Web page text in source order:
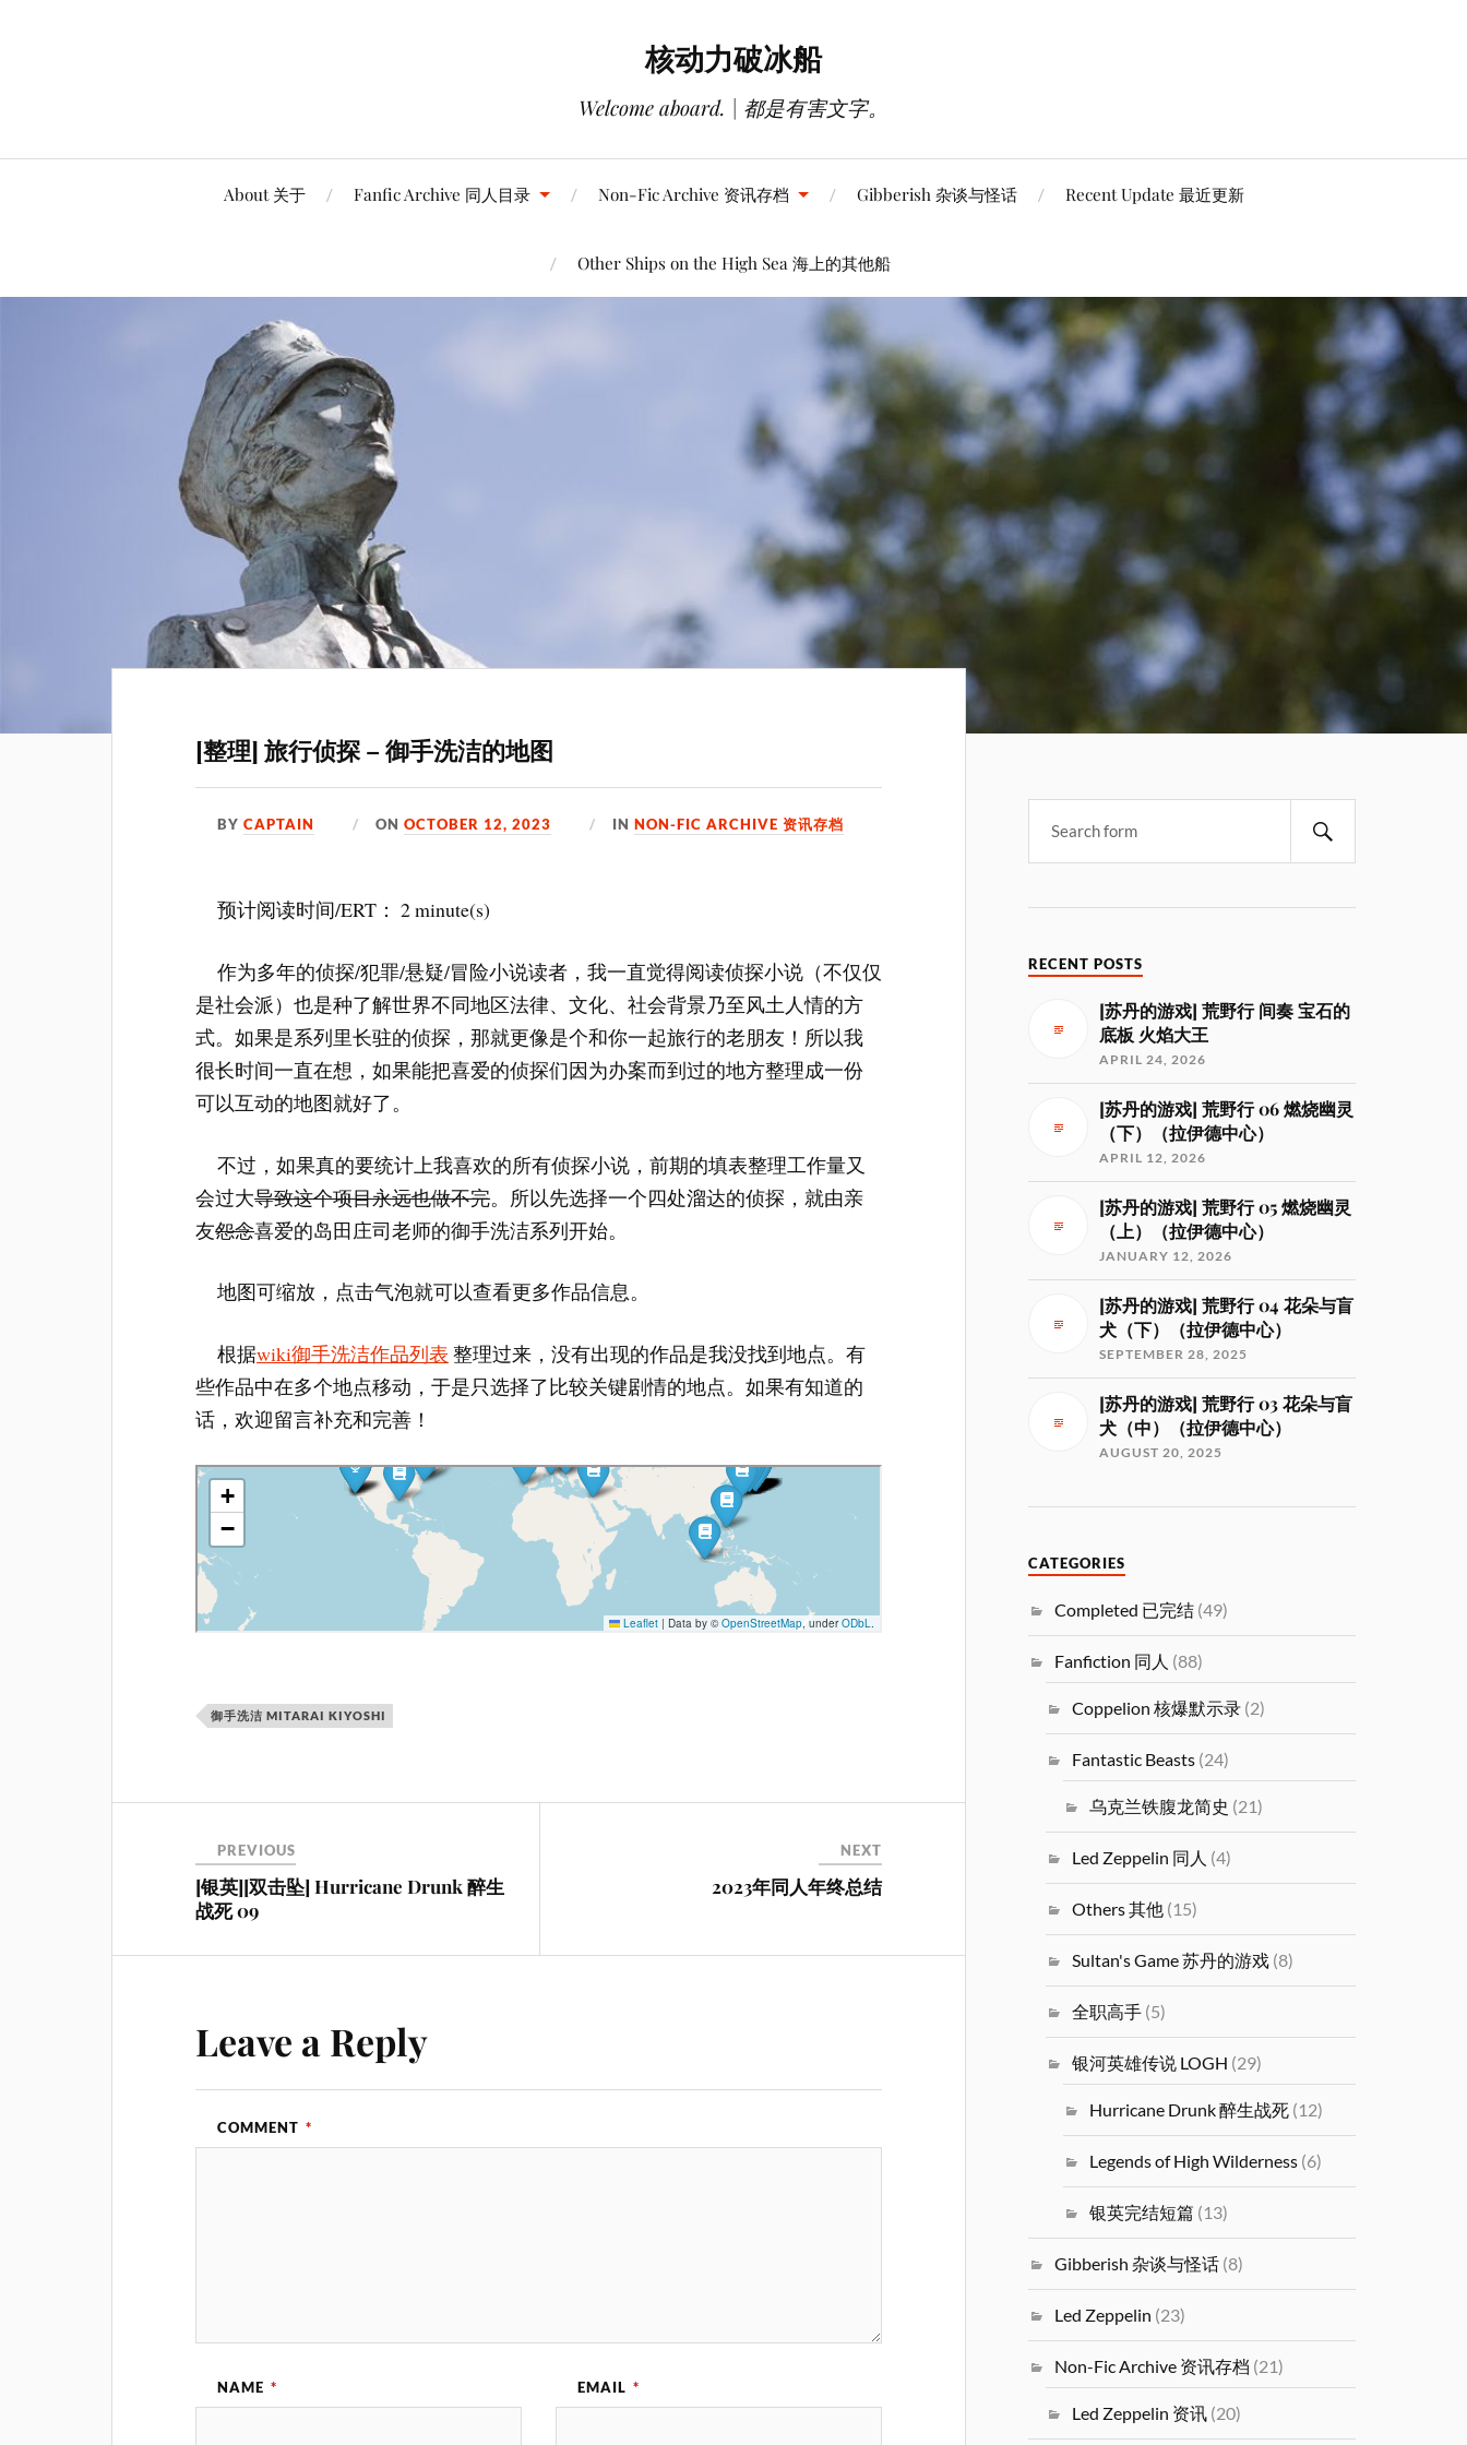
核动力破冰船
Welcome aboard. | 都是有害文字。
About 关于 Fanfic Archive 同人目录 Non-Fic Archive 资讯存档 Gibberish 杂谈与怪话 Recent Update 最近更新
Other Ships on the High Sea 海上的其他船
[整理] 旅行侦探 – 御手洗洁的地图
BYCAPTAIN ONOCTOBER 12, 2023 INNON-FIC ARCHIVE 资讯存档
预计阅读时间/ERT： 2 minute(s)
作为多年的侦探/犯罪/悬疑/冒险小说读者，我一直觉得阅读侦探小说（不仅仅
是社会派）也是种了解世界不同地区法律、文化、社会背景乃至风土人情的方
式。如果是系列里长驻的侦探，那就更像是个和你一起旅行的老朋友！所以我
很长时间一直在想，如果能把喜爱的侦探们因为办案而到过的地方整理成一份
可以互动的地图就好了。
不过，如果真的要统计上我喜欢的所有侦探小说，前期的填表整理工作量又
会过大导致这个项目永远也做不完。所以先选择一个四处溜达的侦探，就由亲
友怨念喜爱的岛田庄司老师的御手洗洁系列开始。
地图可缩放，点击气泡就可以查看更多作品信息。
根据wiki御手洗洁作品列表 整理过来，没有出现的作品是我没找到地点。有
些作品中在多个地点移动，于是只选择了比较关键剧情的地点。如果有知道的
话，欢迎留言补充和完善！
御手洗洁 MITARAI KIYOSHI
PREVIOUS
[银英][双击坠] Hurricane Drunk 醉生
战死 09
NEXT
2023年同人年终总结
Leave a Reply
COMMENT *
NAME * EMAIL *
RECENT POSTS
[苏丹的游戏] 荒野行 间奏 宝石的
底板 火焰大王
APRIL 24, 2026
[苏丹的游戏] 荒野行 06 燃烧幽灵
（下）（拉伊德中心）
APRIL 12, 2026
[苏丹的游戏] 荒野行 05 燃烧幽灵
（上）（拉伊德中心）
JANUARY 12, 2026
[苏丹的游戏] 荒野行 04 花朵与盲
犬（下）（拉伊德中心）
SEPTEMBER 28, 2025
[苏丹的游戏] 荒野行 03 花朵与盲
犬（中）（拉伊德中心）
AUGUST 20, 2025
CATEGORIES
Completed 已完结 (49)
Fanfiction 同人 (88)
Coppelion 核爆默示录 (2)
Fantastic Beasts (24)
乌克兰铁腹龙简史 (21)
Led Zeppelin 同人 (4)
Others 其他 (15)
Sultan's Game 苏丹的游戏 (8)
全职高手 (5)
银河英雄传说 LOGH (29)
Hurricane Drunk 醉生战死 (12)
Legends of High Wilderness (6)
银英完结短篇 (13)
Gibberish 杂谈与怪话 (8)
Led Zeppelin (23)
Non-Fic Archive 资讯存档 (21)
Led Zeppelin 资讯 (20)